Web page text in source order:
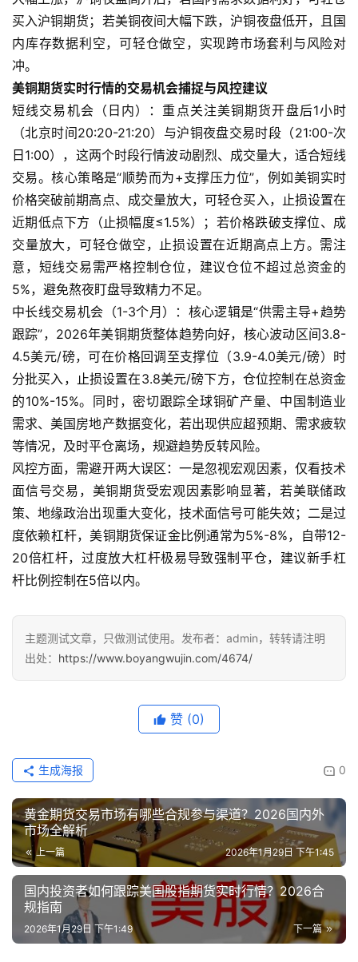
期
货
期
货
入
门
期
货
行
情
黄
金
期
货
买入沪铜期货；若美铜夜间大幅下跌，沪铜夜盘低开，且国
内库存数据利空，可轻仓做空，实现跨市场套利与风险对
冲。
美铜期货实时行情的交易机会捕捉与风控建议
短线交易机会（日内）：重点关注美铜期货开盘后1小时
（北京时间20:20-21:20）与沪铜夜盘交易时段（21:00-次
日1:00），这两个时段行情波动剧烈、成交量大，适合短线
交易。核心策略是“顺势而为+支撑压力位”，例如美铜实时
价格突破前期高点、成交量放大，可轻仓买入，止损设置在
近期低点下方（止损幅度≤1.5%）；若价格跌破支撑位、成
交量放大，可轻仓做空，止损设置在近期高点上方。需注
意，短线交易需严格控制仓位，建议仓位不超过总资金的
5%，避免熬夜盯盘导致精力不足。
中长线交易机会（1-3个月）：核心逻辑是“供需主导+趋势
跟踪”，2026年美铜期货整体趋势向好，核心波动区间3.8-
4.5美元/磅，可在价格回调至支撑位（3.9-4.0美元/磅）时
分批买入，止损设置在3.8美元/磅下方，仓位控制在总资金
的10%-15%。同时，密切跟踪全球铜矿产量、中国制造业
需求、美国房地产数据变化，若出现供应超预期、需求疲软
等情况，及时平仓离场，规避趋势反转风险。
风控方面，需避开两大误区：一是忽视宏观因素，仅看技术
面信号交易，美铜期货受宏观因素影响显著，若美联储政
策、地缘政治出现重大变化，技术面信号可能失效；二是过
度依赖杠杆，美铜期货保证金比例通常为5%-8%，自带12-
20倍杠杆，过度放大杠杆极易导致强制平仓，建议新手杠
杆比例控制在5倍以内。
主题测试文章，只做测试使用。发布者：admin，转转请注明
出处： https://www.boyangwujin.com/4674/
赞 (0)
0
生成海报
黄金期货交易市场有哪些合规参与渠道？2026国内外
市场全解析
上一篇 2026年1月29日 下午1:45
国内投资者如何跟踪美国股指期货实时行情？2026合
规指南
下一篇
2026年1月29日 下午1:49